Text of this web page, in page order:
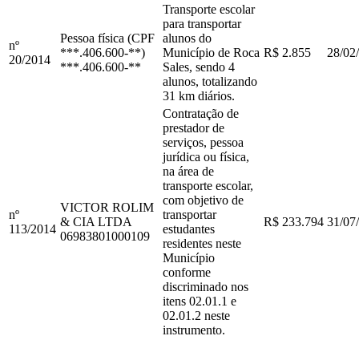
nº
20/2014
Pessoa física (CPF
***.406.600-**)
***.406.600-**
Transporte escolar
para transportar
alunos do
Município de Roca
Sales, sendo 4
alunos, totalizando
31 km diários.
R$ 2.855 28/
nº
113/2014
VICTOR ROLIM
& CIA LTDA
06983801000109
Contratação de
prestador de
serviços, pessoa
jurídica ou física,
na área de
transporte escolar,
com objetivo de
transportar
estudantes
residentes neste
Município
conforme
discriminado nos
itens 02.01.1 e
02.01.2 neste
instrumento.
R$ 233.794 31/